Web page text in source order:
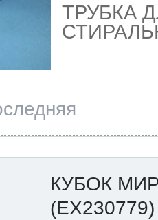
ТРУБКА
КУБОК
(EX230779)